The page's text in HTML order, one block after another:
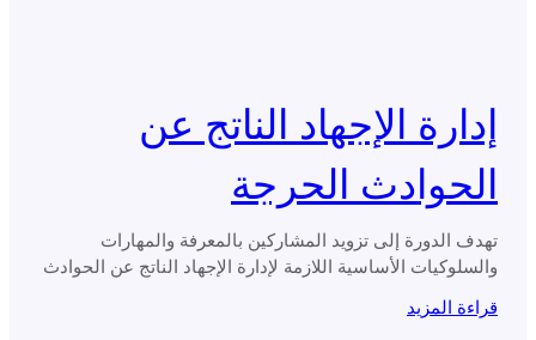
إدارة الإجهاد الناتج عن
الحوادث الحرجة
تهدف الدورة إلى تزويد المشاركين بالمعرفة والمهارات
والسلوكيات الأساسية اللازمة لإدارة الإجهاد الناتج عن الحوادث
قراءة المزيد